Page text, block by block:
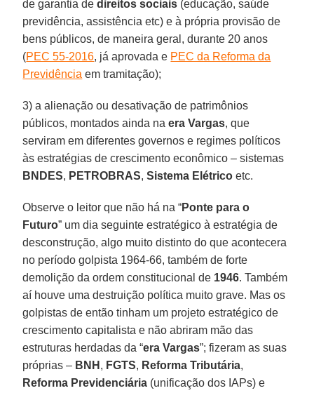
de garantia dedireitos sociais (educação, saúde
previdência, assistência etc) e à própria provisão de
bens públicos, de maneira geral, durante 20 anos
(PEC 55-2016, já aprovada e PEC da Reforma da
Previdência em tramitação);
3) a alienação ou desativação de patrimônios
públicos, montados ainda na era Vargas, que
serviram em diferentes governos e regimes políticos
às estratégias de crescimento econômico – sistemas
BNDES, PETROBRAS,Sistema Elétrico etc.
Observe o leitor que não há na “Ponte para o
Futuro” um dia seguinte estratégico à estratégia de
desconstrução, algo muito distinto do que acontecera
no período golpista 1964-66, também de forte
demolição da ordem constitucional de 1946. Também
aí houve uma destruição política muito grave. Mas os
golpistas de então tinham um projeto estratégico de
crescimento capitalista e não abriram mão das
estruturas herdadas da “era Vargas”; fizeram as suas
próprias – BNH , FGTS, Reforma Tributária,
Reforma Previdenciária (unificação dos IAPs) e